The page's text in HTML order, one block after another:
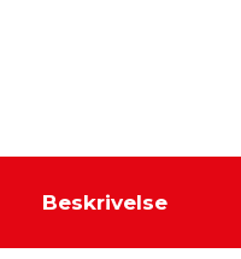
Beskrivelse